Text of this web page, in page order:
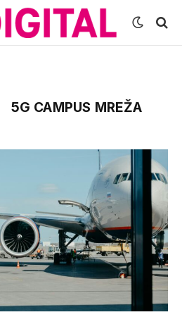
5G CAMPUS MREŽA